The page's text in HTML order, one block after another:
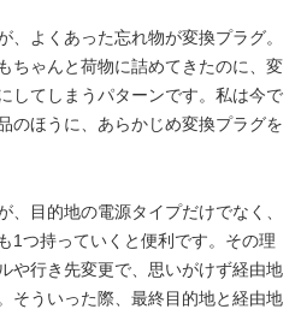
よくあった忘れ物が変換プラグ。
ちゃんと荷物に詰めてきたのに、変
してしまうパターンです。私は今で
のほうに、あらかじめ変換プラグを
目的地の電源タイプだけでなく、
1つ持っていくと便利です。その理
や行き先変更で、思いがけず経由地
そういった際、最終目的地と経由地